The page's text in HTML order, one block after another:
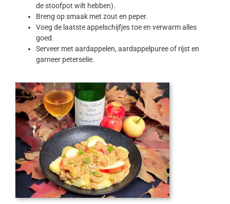
de stoofpot wilt hebben).
Breng op smaak met zout en peper.
Voeg de laatste appelschijfjes toe en verwarm alles
goed.
Serveer met aardappelen, aardappelpuree of rijst en
garneer peterselie.